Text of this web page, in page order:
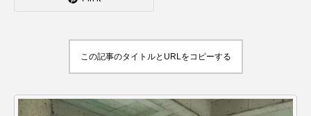
フラワースティック シガーボックス
ハット シェーカーカップ
この記事のタイトルとURLをコピーする